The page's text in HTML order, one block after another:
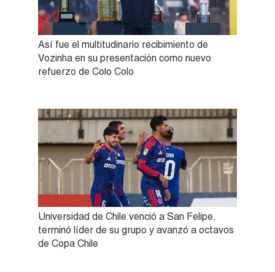
Así fue el multitudinario recibimiento de
Vozinha en su presentación como nuevo
refuerzo de Colo Colo
Universidad de Chile venció a San Felipe,
terminó líder de su grupo y avanzó a octavos
de Copa Chile